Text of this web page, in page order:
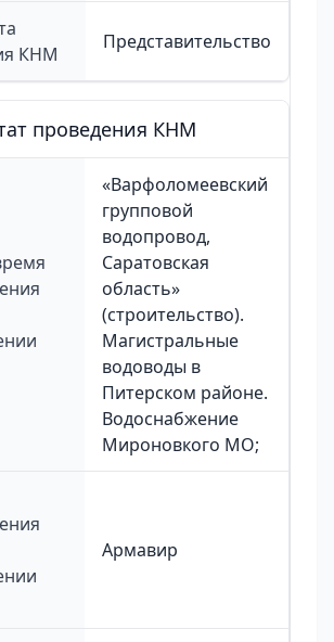
КНМ
Представительство
проведения КНМ
«Варфоломеевский
групповой
водопровод,
Саратовская
область»
(строительство).
Магистральные
водоводы в
Питерском районе.
Водоснабжение
Мироновкого МО;
Армавир